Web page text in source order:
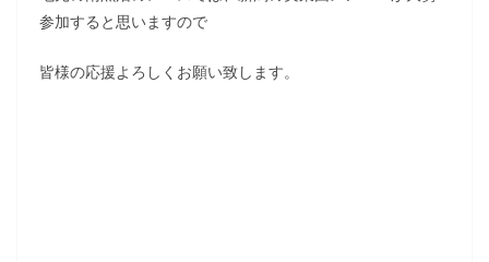
参加すると思いますので
皆様の応援よろしくお願い致します。